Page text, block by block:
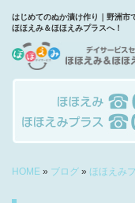
はじめてのぬか漬け作り｜野洲市
ほほえみ＆ほほえみプラスへ！
HOME » ブログ » ほほえみ